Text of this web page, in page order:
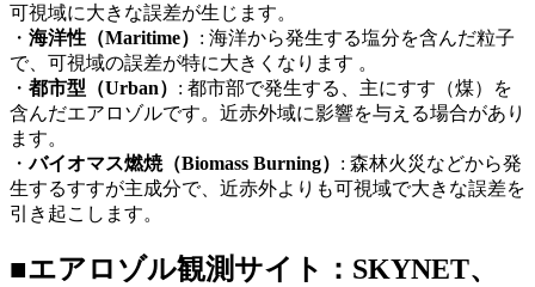
可視域に大きな誤差が生じます。
・ 海洋性（Maritime） : 海洋から発生する塩分を含んだ粒子
で、可視域の誤差が特に大きくなります 。
・ 都市型（Urban） : 都市部で発生する、主にすす（煤）を
含んだエアロゾルです。近赤外域に影響を与える場合があり
ます。
・バイオマス燃焼（Biomass Burning） : 森林火災などから発
生するすすが主成分で、近赤外よりも可視域で大きな誤差を
引き起こします。
■エアロゾル観測サイト： SKYNET、